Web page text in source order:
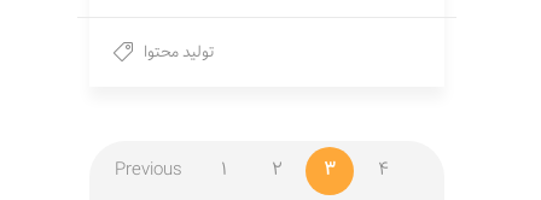
تولید محتوا
Previous 1 2 3
4